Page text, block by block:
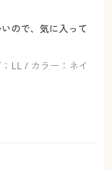
ので、気に入って
LL / カラー：ネイ